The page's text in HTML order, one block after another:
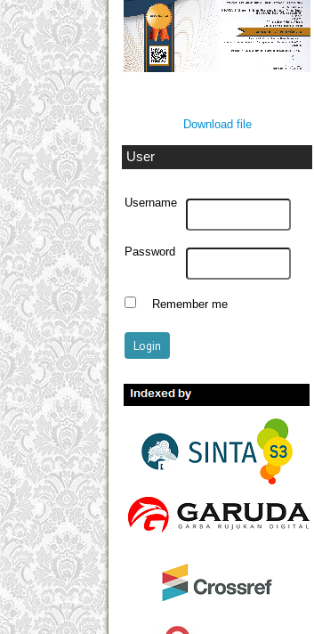
Download file
User
Username
Password
Remember me